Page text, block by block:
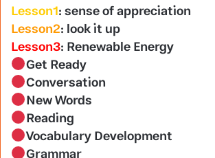
Lesson1: sense of appreciation
Lesson2: look it up
Lesson3: Renewable Energy
Get Ready
Conversation
New Words
Reading
Vocabulary Development